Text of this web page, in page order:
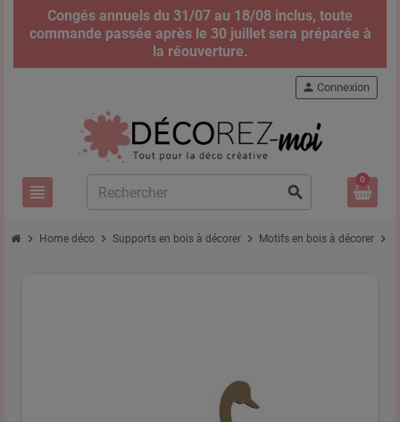
Congés annuels du 31/07 au 18/08 inclus, toute
commande passée après le 30 juillet sera préparée à
la réouverture.
view_headline search
person Connexion
0
chevron_right Home déco chevron_right Supports en bois à décorer chevron_right Motifs en bois à décorer chevron_right